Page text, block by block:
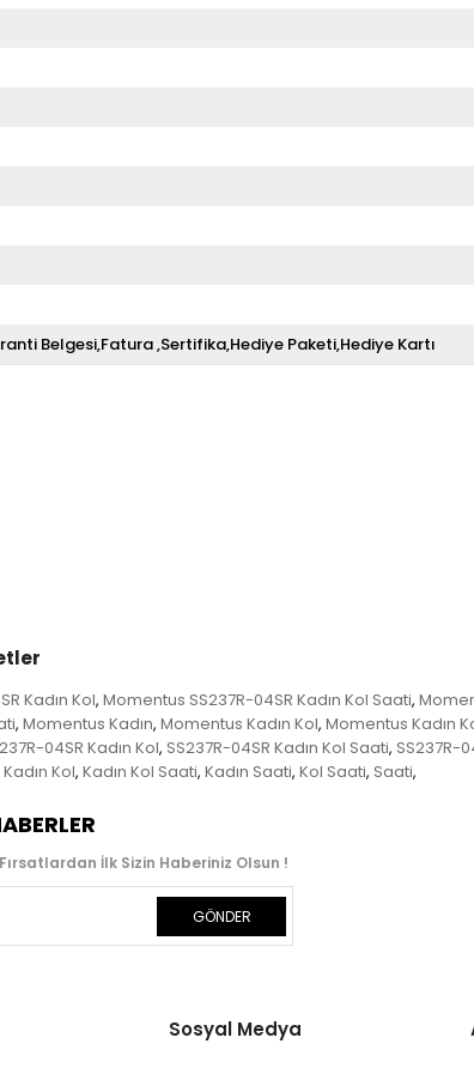
Belgesi,Fatura ,Sertifika,Hediye Paketi,Hediye Kartı
Kadın Kol, Momentus SS237R-04SR Kadın Kol Saati,
, Momentus Kadın, Momentus Kadın Kol, Momentus Kadın
04SR Kadın Kol, SS237R-04SR Kadın Kol Saati, SS237R-
Kadın Kol, Kadın Kol Saati, Kadın Saati, Kol Saati, Saati,
İlk Sizin Haberiniz Olsun !
GÖNDER
Sosyal Medya